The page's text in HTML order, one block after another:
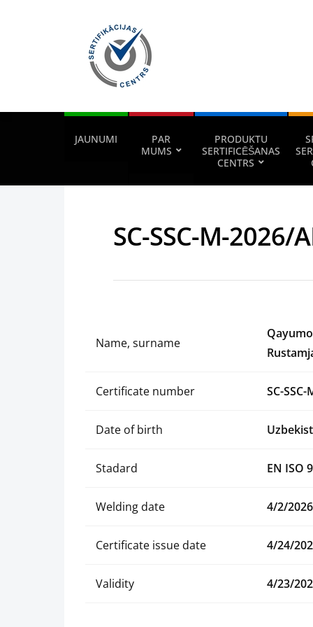
JAUNUMI
PAR
MUMS
PRODUKTU
SERTIFICĒŠANAS
CENTRS
SC-SSC-M-2026/
Name, surname
Certificate number SC-
Date of birth
Stadard EN ISO
Welding date 4/2/2026
Certificate issue date 4/24/
Validity 4/23/